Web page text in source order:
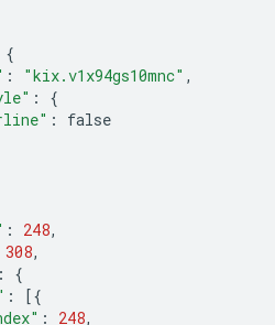
{
: "kix.v1x94gs10mnc" ,
:
{
:
false
: 248,
308,
:
{
:
[{
: 248,